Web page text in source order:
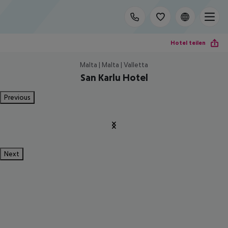
Hotel teilen
Malta | Malta | Valletta
San Karlu Hotel
Previous
Next